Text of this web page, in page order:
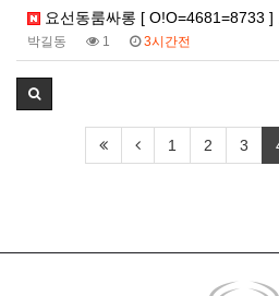
요선동룸싸롱 [ O!O=4681=8733 ]
박길동 1 3시간전
1 2 3